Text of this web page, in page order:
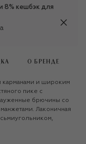
8% кешбэк для
О БРЕНДЕ
и широким
пике с
брючины со
Лаконичная